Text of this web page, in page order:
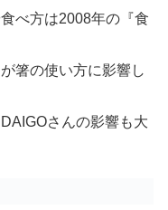
べ方は2008年の『食
箸の使い方に影響し
さんの影響も大